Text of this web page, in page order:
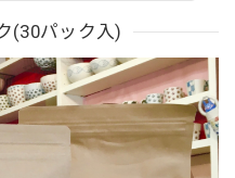
(30パック入)